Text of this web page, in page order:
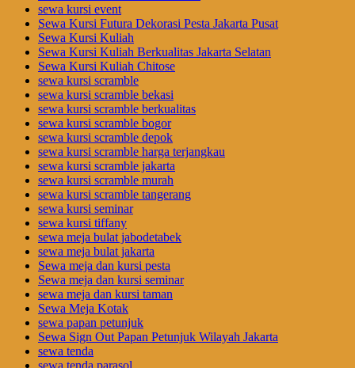
sewa kursi event
Sewa Kursi Futura Dekorasi Pesta Jakarta Pusat
Sewa Kursi Kuliah
Sewa Kursi Kuliah Berkualitas Jakarta Selatan
Sewa Kursi Kuliah Chitose
sewa kursi scramble
sewa kursi scramble bekasi
sewa kursi scramble berkualitas
sewa kursi scramble bogor
sewa kursi scramble depok
sewa kursi scramble harga terjangkau
sewa kursi scramble jakarta
sewa kursi scramble murah
sewa kursi scramble tangerang
sewa kursi seminar
sewa kursi tiffany
sewa meja bulat jabodetabek
sewa meja bulat jakarta
Sewa meja dan kursi pesta
Sewa meja dan kursi seminar
sewa meja dan kursi taman
Sewa Meja Kotak
sewa papan petunjuk
Sewa Sign Out Papan Petunjuk Wilayah Jakarta
sewa tenda
sewa tenda parasol